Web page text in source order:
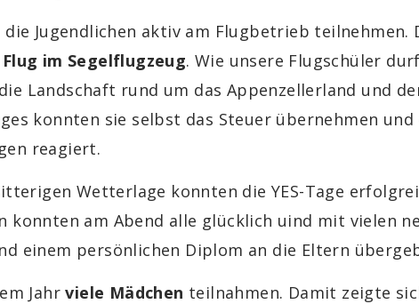
Jugendlichen aktiv am Flugbetrieb teilnehmen.
Flug im Segelflugzeug. Wie unsere Flugschüler
Landschaft rund um das Appenzellerland und
konnten sie selbst das Steuer übernehmen
reagiert.
Wetterlage konnten die YES-Tage
konnten am Abend alle glücklich uind mit vielen
einem persönlichen Diplom an die Eltern
Jahrviele Mädchen teilnahmen. Damit zeigte